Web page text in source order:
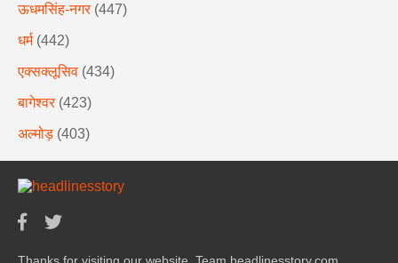
ऊधमसिंह-नगर (447)
धर्म (442)
एक्सक्लूसिव (434)
बागेश्वर (423)
अल्मोड़ (403)